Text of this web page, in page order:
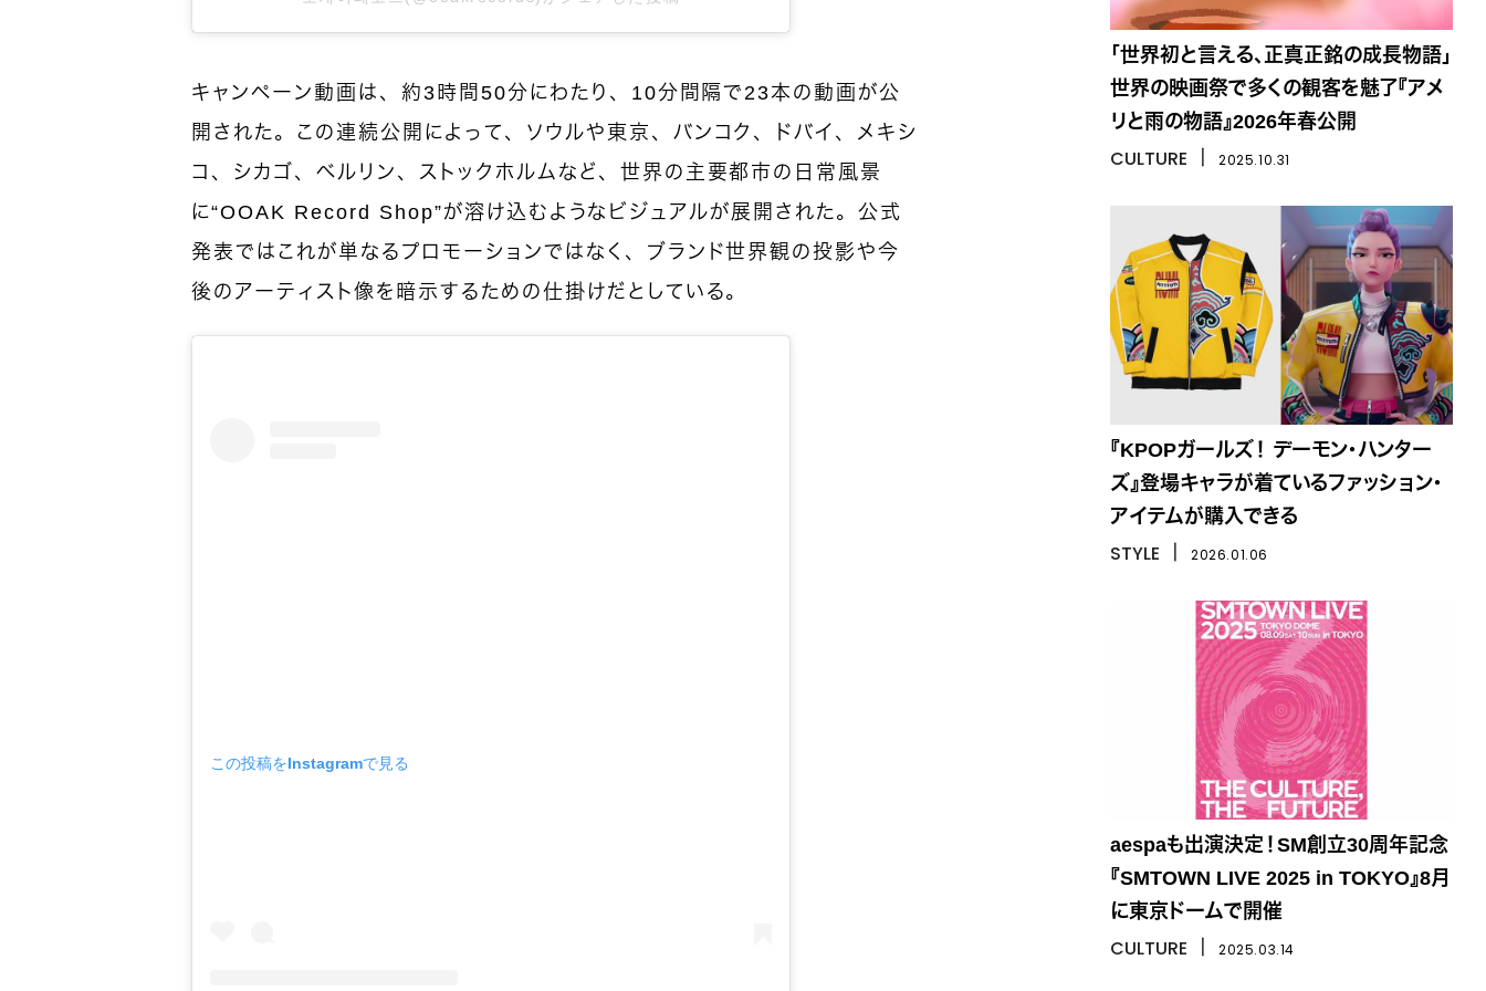
キャンペーン動画は、約3時間50分にわたり、10分間隔で23本の動画が公
開された。この連続公開によって、ソウルや東京、バンコク、ドバイ、メキシ
コ、シカゴ、ベルリン、ストックホルムなど、世界の主要都市の日常風景
に“OOAK Record Shop”が溶け込むようなビジュアルが展開された。公式
発表ではこれが単なるプロモーションではなく、ブランド世界観の投影や今
後のアーティスト像を暗示するための仕掛けだとしている。
この投稿をInstagramで見る
「世界初と言える、正真正銘の成長物語」
世界の映画祭で多くの観客を魅了『アメ
リと雨の物語』2026年春公開
CULTURE 2025.10.31
『KPOPガールズ！ デーモン・ハンター
ズ』登場キャラが着ているファッション・
アイテムが購入できる
STYLE 2026.01.06
aespaも出演決定！SM創立30周年記念
『SMTOWN LIVE 2025 in TOKYO』8月
に東京ドームで開催
CULTURE 2025.03.14